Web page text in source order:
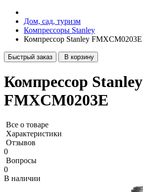
Дом, сад, туризм
Компрессоры Stanley
Компрессор Stanley FMXCM0203E
Быстрый заказ В корзину
Компрессор Stanley
FMXCM0203E
Все о товаре
Характеристики
Отзывов
0
Вопросы
0
В наличии